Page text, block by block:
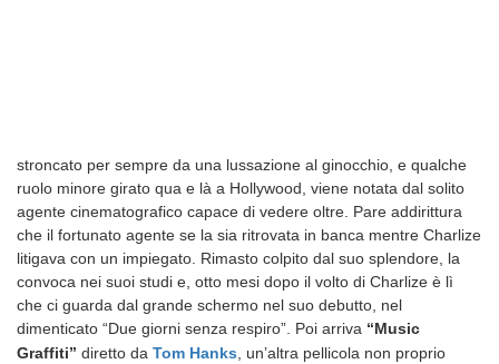
stroncato per sempre da una lussazione al ginocchio, e qualche
ruolo minore girato qua e là a Hollywood, viene notata dal solito
agente cinematografico capace di vedere oltre. Pare addirittura
che il fortunato agente se la sia ritrovata in banca mentre Charlize
litigava con un impiegato. Rimasto colpito dal suo splendore, la
convoca nei suoi studi e, otto mesi dopo il volto di Charlize è lì
che ci guarda dal grande schermo nel suo debutto, nel
dimenticato “Due giorni senza respiro”. Poi arriva “Music
Graffiti” diretto da Tom Hanks, un’altra pellicola non proprio